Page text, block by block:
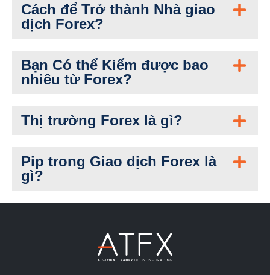
Cách để Trở thành Nhà giao
dịch Forex?
Bạn Có thể Kiếm được bao
nhiêu từ Forex?
Thị trường Forex là gì?
Pip trong Giao dịch Forex là
gì?